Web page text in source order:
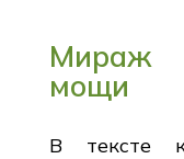
Мираж
мощи
В тексте